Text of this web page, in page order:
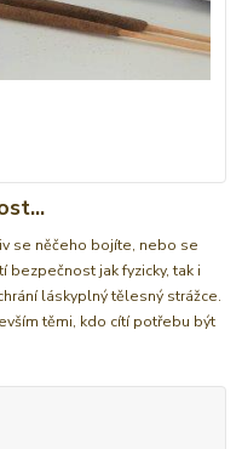
se něčeho bojíte, nebo se
bezpečnost jak fyzicky, tak i
láskyplný tělesný strážce.
těmi, kdo cítí potřebu být